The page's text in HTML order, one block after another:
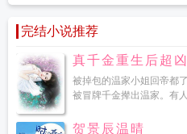
完结小说推荐
真千金重生后超
被掉包的温家小姐回帝都
被冒牌千金撵出温家。有
贺景辰温晴